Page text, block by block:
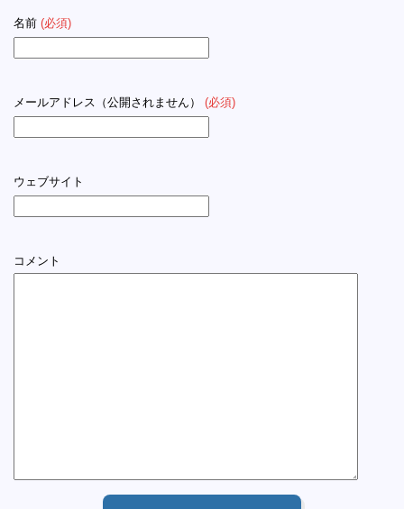
名前 (必須)
メールアドレス（公開されません） (必須)
ウェブサイト
コメント